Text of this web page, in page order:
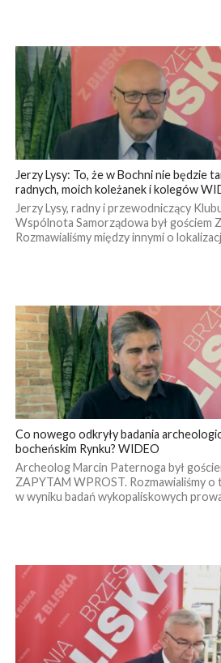
Jerzy Lysy: To, że w Bochni nie będzie
radnych, moich koleżanek i kolegów
Jerzy Lysy, radny i przewodniczący
Wspólnota Samorządowa był gościem
Rozmawialiśmy między innymi o
Co nowego odkryły badania
bocheńskim Rynku? WIDEO
Archeolog Marcin Paternoga był
ZAPYTAM WPROST. Rozmawialiśmy o
w wyniku badań wykopaliskowych